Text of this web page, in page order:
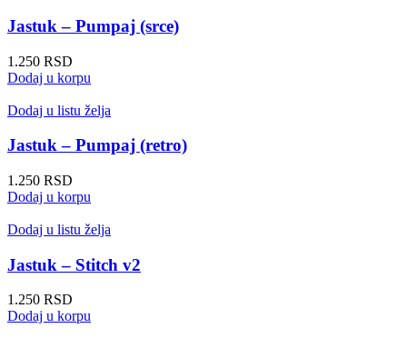
Jastuk – Pumpaj (srce)
1.250 RSD
Dodaj u korpu
Dodaj u listu želja
Jastuk – Pumpaj (retro)
1.250 RSD
Dodaj u korpu
Dodaj u listu želja
Jastuk – Stitch v2
1.250 RSD
Dodaj u korpu